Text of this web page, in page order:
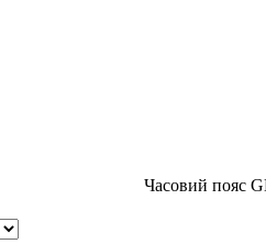
Часовий пояс